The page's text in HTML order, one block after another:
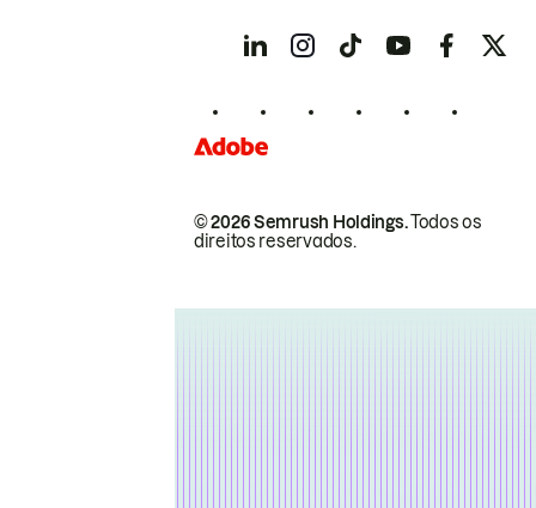
© 2026 Semrush Holdings.Todos os
direitos reservados.